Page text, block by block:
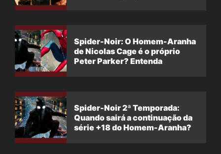
Spider-Noir: O Homem-Aranha
de Nicolas Cage é o próprio
Peter Parker? Entenda
Spider-Noir 2ª Temporada:
Quando sairá a continuação da
série +18 do Homem-Aranha?